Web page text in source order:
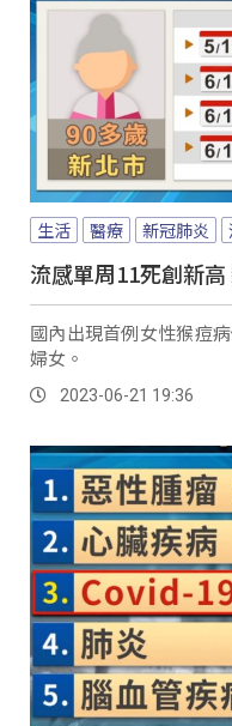
生活 醫療 新冠肺炎
流感單周11死創新
國內出現首例女性猴痘
婦女。
2023-06-21 19:36